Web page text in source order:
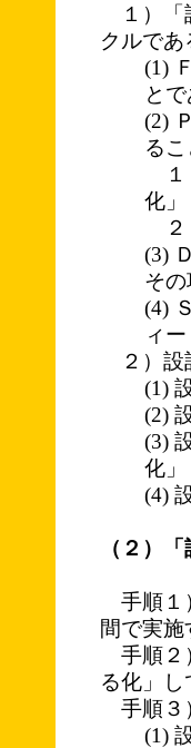
１）「
クルであ
(1)
とで
(2)
るこ
１
化」
２
(3)
その
(4)
ィ
２）設
(1)
(2)
(3)
化」
(4)
（２）
手順１
間で実施
手順２
る化」し
手順３
(1)